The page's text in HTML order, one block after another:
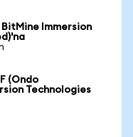
Immersion
(Ondo
Technologies